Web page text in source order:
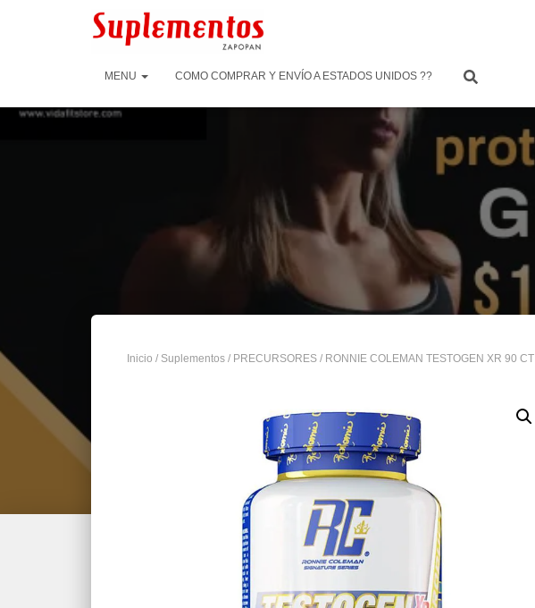
MENU COMO COMPRAR Y ENVÍO A ESTADOS UNIDOS ??
Inicio / Suplementos / PRECURSORES / RONNIE COLEMAN TESTOGEN XR 90 CT